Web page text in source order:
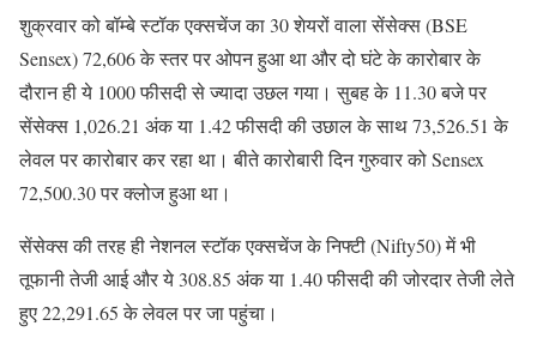
शुक्रवार को बॉम्बे स्टॉक एक्सचेंज का 30 शेयरों वाला सेंसेक्स (BSE
Sensex) 72,606 के स्तर पर ओपन हुआ था और दो घंटे के कारोबार के
दौरान ही ये 1000 फीसदी से ज्यादा उछल गया। सुबह के 11.30 बजे पर
सेंसेक्स 1,026.21 अंक या 1.42 फीसदी की उछाल के साथ 73,526.51 के
लेवल पर कारोबार कर रहा था। बीते कारोबारी दिन गुरुवार को Sensex
72,500.30 पर क्लोज हुआ था।
सेंसेक्स की तरह ही नेशनल स्टॉक एक्सचेंज के निफ्टी (Nifty50) में भी
तूफानी तेजी आई और ये 308.85 अंक या 1.40 फीसदी की जोरदार तेजी लेते
हुए 22,291.65 के लेवल पर जा पहुंचा।